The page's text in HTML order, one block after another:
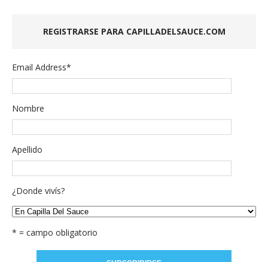
REGISTRARSE PARA CAPILLADELSAUCE.COM
Email Address*
Nombre
Apellido
¿Donde vivís?
* = campo obligatorio